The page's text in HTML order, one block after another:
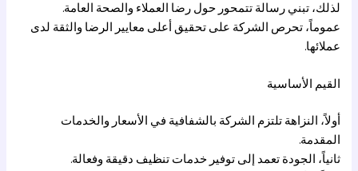
لذلك، تبني رسالة تتمحور حول رضا العملاء والصحة العامة.
عموماً، تحرص الشركة على تحقيق أعلى معايير الرضا والثقة لدى
عملائها.
القيم الأساسية
أولاً، النزاهة تلتزم الشركة بالشفافية في الأسعار والخدمات
المقدمة.
ثانياً، الجودة تعمد إلى توفير خدمات تنظيف دقيقة وفعالة.